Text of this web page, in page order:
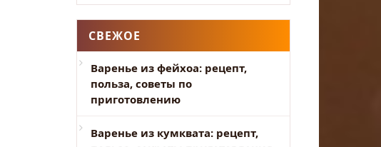
СВЕЖОЕ
Варенье из фейхоа: рецепт,
польза, советы по
приготовлению
Варенье из кумквата: рецепт,